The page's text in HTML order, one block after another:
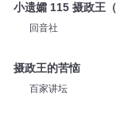
小遗孀 115 摄政王
回音社
摄政王的苦恼
百家讲坛